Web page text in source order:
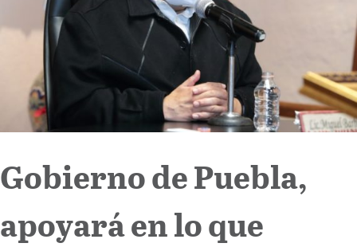
Cultura
Gobierno de Puebla,
apoyará en lo que